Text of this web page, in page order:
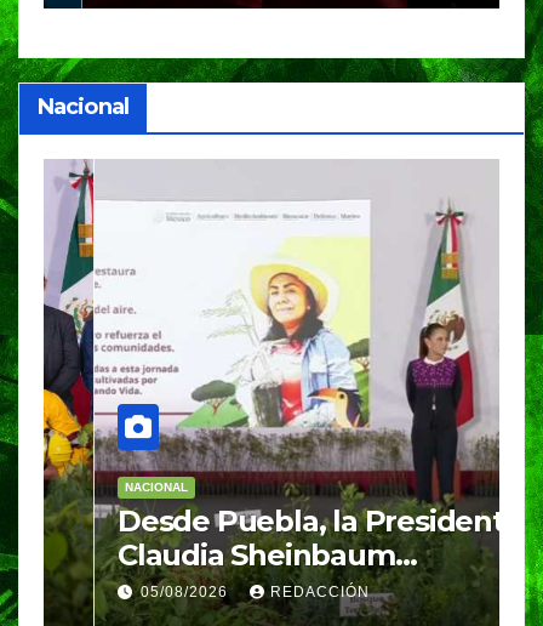
Nacional
NACIONAL
Desde Puebla, la Presidenta
Claudia Sheinbaum
arrancará la Jornada
05/08/2026 REDACCIÓN